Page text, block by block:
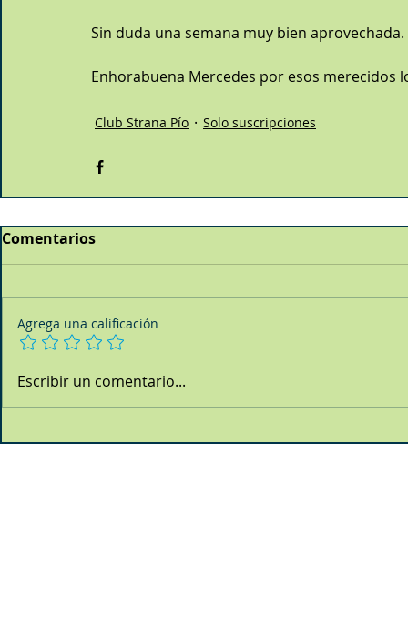
Sin duda una semana muy bien aprovechada.
Enhorabuena Mercedes por esos merecidos
Club Strana Pío Solo suscripciones
Comentarios
Agrega una calificación
Escribir un comentario...